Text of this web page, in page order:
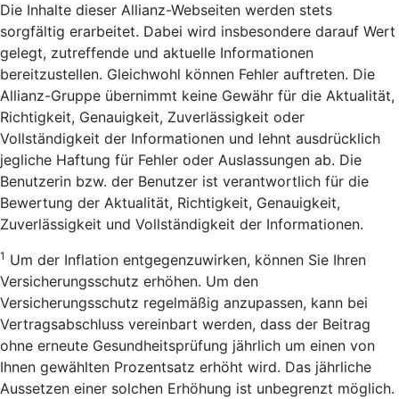
Die Inhalte dieser Allianz-Webseiten werden stets
sorgfältig erarbeitet. Dabei wird insbesondere darauf Wert
gelegt, zutreffende und aktuelle Informationen
bereitzustellen. Gleichwohl können Fehler auftreten. Die
Allianz-Gruppe übernimmt keine Gewähr für die Aktualität,
Richtigkeit, Genauigkeit, Zuverlässigkeit oder
Vollständigkeit der Informationen und lehnt ausdrücklich
jegliche Haftung für Fehler oder Auslassungen ab. Die
Benutzerin bzw. der Benutzer ist verantwortlich für die
Bewertung der Aktualität, Richtigkeit, Genauigkeit,
Zuverlässigkeit und Vollständigkeit der Informationen.
1 Um der Inflation entgegenzuwirken, können Sie Ihren
Versicherungsschutz erhöhen. Um den
Versicherungsschutz regelmäßig anzupassen, kann bei
Vertragsabschluss vereinbart werden, dass der Beitrag
ohne erneute Gesundheitsprüfung jährlich um einen von
Ihnen gewählten Prozentsatz erhöht wird. Das jährliche
Aussetzen einer solchen Erhöhung ist unbegrenzt möglich.